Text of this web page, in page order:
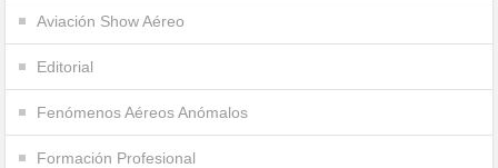
Aviación Show Aéreo
Editorial
Fenómenos Aéreos Anómalos
Formación Profesional